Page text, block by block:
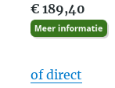
€ 189,40
of direct